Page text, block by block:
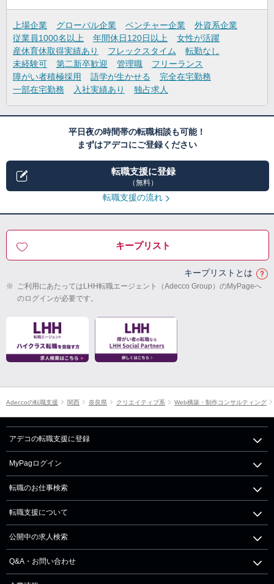
上場企業 グローバル企業 ベンチャー企業
外資系企業
従業員1000名以上
年間休日120日以上
女性が活躍
産休育休取得実績あり
フレックスタイム
転勤なし
未経験可
第二新卒歓迎 管理職
フリーランス
障がい者積極採用
語学が生かせる
完全在宅勤務
一部在宅勤務
入社実績あり 独占求人
平日夜の時間帯の転職相談も可能！
まずはアデコにご登録ください
転職支援に登録
（無料）
転職支援の流れ
キープリスト
キープリストとは
※ ご利用にあたってはLHH転職エージェント（Adecco Group）のMyPageへ
のログインが必要です。
Adeccoの転職支援 関西 奈良県 クリエイティブ系 Web構築・制作コンサルティング
アデコの転職支援に登録
MyPagログイン
転職のお仕事検索
転職支援について
公開中の求人検索
Q&A・お問い合わせ